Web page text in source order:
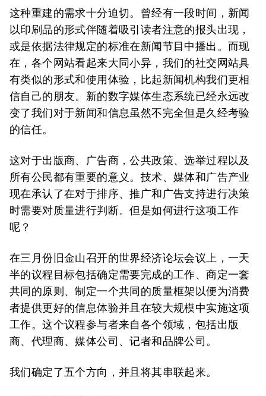
这种重建的需求十分迫切。曾经有一段时间，新闻
以印刷品的形式伴随着吸引读者注意的报头出现，
或是依据法律规定的标准在新闻节目中播出。而现
在，各个网站看起来大同小异，我们的社交网站具
有类似的形式和使用体验，比起新闻机构我们更相
信自己的朋友。新的数字媒体生态系统已经永远改
变了我们对于新闻和信息虽然不完全但是久经考验
的信任。
这对于出版商、广告商，公共政策、选举过程以及
所有公民都有重要的意义。技术、媒体和广告产业
现在承认了在对于排序、推广和广告支持进行决策
时需要对质量进行判断。但是如何进行这项工作
呢？
在三月份旧金山召开的世界经济论坛会议上，一天
半的议程目标包括确定需要完成的工作、商定一套
共同的原则、制定一个共同的质量框架以便为消费
者提供更好的信息体验并且在较大规模中实施这项
工作。这个议程参与者来自各个领域，包括出版
商、代理商、媒体公司、记者和品牌公司。
我们确定了五个方向，并且将其串联起来。